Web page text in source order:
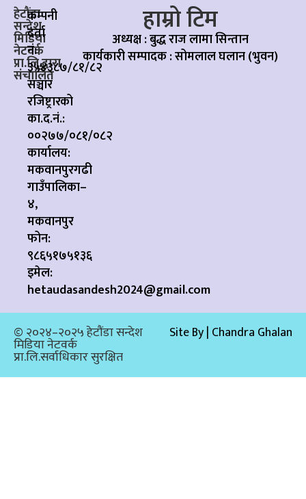
हेटौंडा
सन्देश
मिडिया
नेटवर्क
प्रा.लि.द्वारा
संचालित
कम्पनी
दर्ता
नं:
३५४३८७/८१/८२
सञ्चार
रजिष्ट्रारको
का.द.नं.:
००२७७/०८१/०८२
कार्यालय:
मकवानपुरगढी
गाउँपालिका–
४,
मकवानपुर
फोन:
९८६५१७५१३६
इमेल:
hetaudasandesh2024@gmail.com
हाम्रो टिम
अध्यक्ष : बुद्ध राज लामा सिन्तान
कार्यकारी सम्पादक :सोमलाल घलान (भुवन)
© २०२४–२०२५ हेटौंडा सन्देश
मिडिया नेटवर्क
प्रा.लि.सर्वाधिकार सुरक्षित​
Site By | Chandra Ghalan